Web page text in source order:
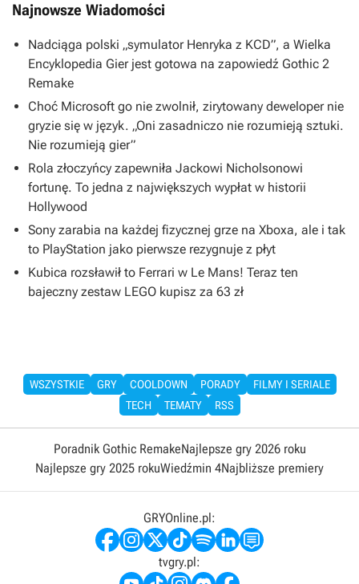
Najnowsze Wiadomości
Nadciąga polski „symulator Henryka z KCD”, a Wielka
Encyklopedia Gier jest gotowa na zapowiedź Gothic 2
Remake
Choć Microsoft go nie zwolnił, zirytowany deweloper nie
gryzie się w język. „Oni zasadniczo nie rozumieją sztuki.
Nie rozumieją gier”
Rola złoczyńcy zapewniła Jackowi Nicholsonowi
fortunę. To jedna z największych wypłat w historii
Hollywood
Sony zarabia na każdej fizycznej grze na Xboxa, ale i tak
to PlayStation jako pierwsze rezygnuje z płyt
Kubica rozsławił to Ferrari w Le Mans! Teraz ten
bajeczny zestaw LEGO kupisz za 63 zł
WSZYSTKIE GRY COOLDOWN PORADY
FILMY I SERIALE
TECH
TEMATY RSS
Poradnik Gothic RemakeNajlepsze gry 2026 roku
Najlepsze gry 2025 rokuWiedźmin 4Najbliższe premiery
GRYOnline.pl:
tvgry.pl: